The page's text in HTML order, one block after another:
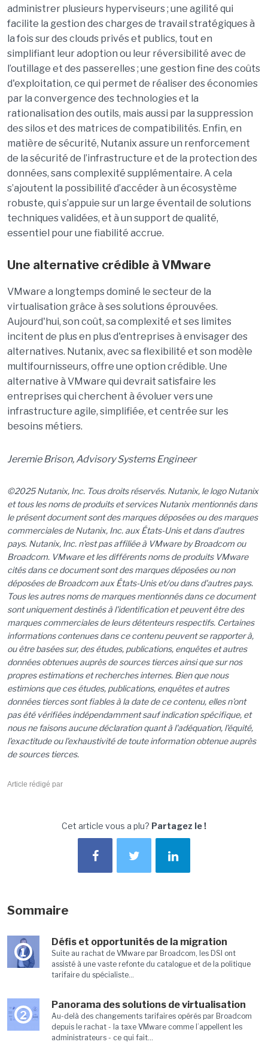
administrer plusieurs hyperviseurs ; une agilité qui
facilite la gestion des charges de travail stratégiques à
la fois sur des clouds privés et publics, tout en
simplifiant leur adoption ou leur réversibilité avec de
l’outillage et des passerelles ; une gestion fine des coûts
d'exploitation, ce qui permet de réaliser des économies
par la convergence des technologies et la
rationalisation des outils, mais aussi par la suppression
des silos et des matrices de compatibilités. Enfin, en
matière de sécurité, Nutanix assure un renforcement
de la sécurité de l’infrastructure et de la protection des
données, sans complexité supplémentaire. A cela
s’ajoutent la possibilité d’accéder à un écosystème
robuste, qui s’appuie sur un large éventail de solutions
techniques validées, et à un support de qualité,
essentiel pour une fiabilité accrue.
Une alternative crédible à VMware
VMware a longtemps dominé le secteur de la
virtualisation grâce à ses solutions éprouvées.
Aujourd'hui, son coût, sa complexité et ses limites
incitent de plus en plus d'entreprises à envisager des
alternatives. Nutanix, avec sa flexibilité et son modèle
multifournisseurs, offre une option crédible. Une
alternative à VMware qui devrait satisfaire les
entreprises qui cherchent à évoluer vers une
infrastructure agile, simplifiée, et centrée sur les
besoins métiers.
Jeremie Brison, Advisory Systems Engineer
©2025 Nutanix, Inc. Tous droits réservés. Nutanix, le logo Nutanix
et tous les noms de produits et services Nutanix mentionnés dans
le présent document sont des marques déposées ou des marques
commerciales de Nutanix, Inc. aux États-Unis et dans d'autres
pays. Nutanix, Inc. n'est pas affiliée à VMware by Broadcom ou
Broadcom. VMware et les différents noms de produits VMware
cités dans ce document sont des marques déposées ou non
déposées de Broadcom aux États-Unis et/ou dans d'autres pays.
Tous les autres noms de marques mentionnés dans ce document
sont uniquement destinés à l'identification et peuvent être des
marques commerciales de leurs détenteurs respectifs. Certaines
informations contenues dans ce contenu peuvent se rapporter à,
ou être basées sur, des études, publications, enquêtes et autres
données obtenues auprès de sources tierces ainsi que sur nos
propres estimations et recherches internes. Bien que nous
estimions que ces études, publications, enquêtes et autres
données tierces sont fiables à la date de ce contenu, elles n'ont
pas été vérifiées indépendamment sauf indication spécifique, et
nous ne faisons aucune déclaration quant à l'adéquation, l'équité,
l'exactitude ou l'exhaustivité de toute information obtenue auprès
de sources tierces.
Article rédigé par
Cet article vous a plu? Partagez le !
Sommaire
1
Défis et opportunités de la migration
Suite au rachat de VMware par Broadcom, les DSI ont
assisté à une vaste refonte du catalogue et de la politique
tarifaire du spécialiste...
2
Panorama des solutions de virtualisation
Au-delà des changements tarifaires opérés par Broadcom
depuis le rachat - la taxe VMware comme l’appellent les
administrateurs - ce qui fait...